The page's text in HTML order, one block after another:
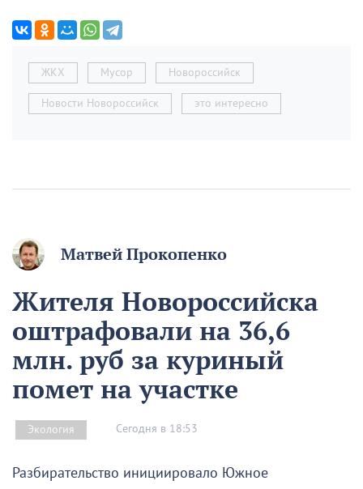
ЖКХ Мусор Новороссийск
Новости Новороссийск это интересно
Матвей Прокопенко
Жителя Новороссийска
оштрафовали на 36,6
млн. руб за куриный
помет на участке
Экология Сегодня в 18:53
Разбирательство инициировало Южное